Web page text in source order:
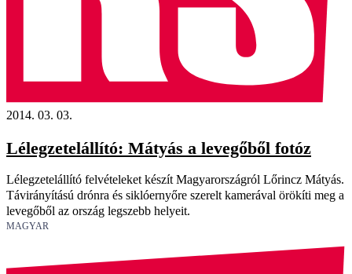
2014. 03. 03.
Lélegzetelállító: Mátyás a levegőből fotóz
Lélegzetelállító felvételeket készít Magyarországról Lőrincz Mátyás.
Távirányítású drónra és siklóernyőre szerelt kamerával örökíti meg a
levegőből az ország legszebb helyeit.
MAGYAR